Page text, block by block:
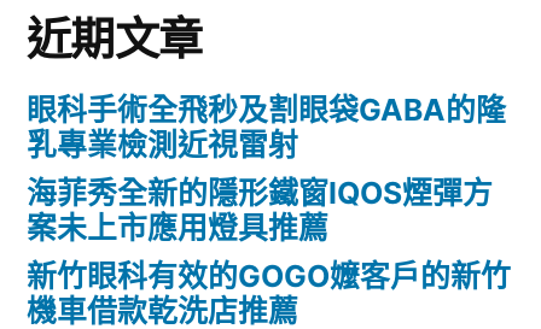
近期文章
眼科手術全飛秒及割眼袋GABA的隆
乳專業檢測近視雷射
海菲秀全新的隱形鐵窗IQOS煙彈方
案未上市應用燈具推薦
新竹眼科有效的GOGO嬤客戶的新竹
機車借款乾洗店推薦